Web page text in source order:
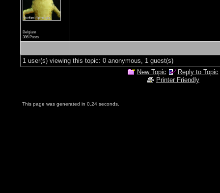
Belgium
386 Posts
1 user(s) viewing this topic: 0 anonymous, 1 guest(s)
New Topic
Reply to Topic
Printer Friendly
This page was generated in 0.24 seconds.